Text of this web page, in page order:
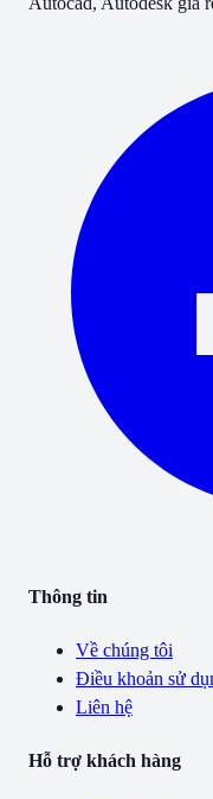
Thông tin
Về chúng tôi
Điều khoản sử
Liên hệ
Hỗ trợ khách hàng